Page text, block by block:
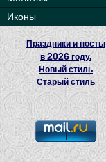
Иконы
Праздники и посты
в2026 году.
Новый стиль
Старый стиль